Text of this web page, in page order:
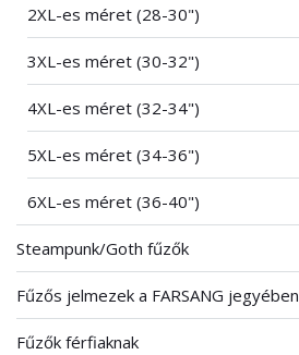
2XL-es méret (28-30")
3XL-es méret (30-32")
4XL-es méret (32-34")
5XL-es méret (34-36")
6XL-es méret (36-40")
Steampunk/Goth fűzők
Fűzős jelmezek a FARSANG jegyében
Fűzők férfiaknak